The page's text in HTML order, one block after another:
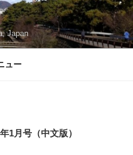
Japan
ュー
1月号（中文版）